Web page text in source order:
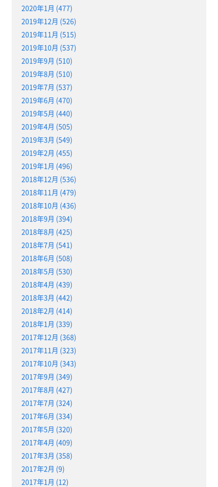
2020年1月 (477)
2019年12月 (526)
2019年11月 (515)
2019年10月 (537)
2019年9月 (510)
2019年8月 (510)
2019年7月 (537)
2019年6月 (470)
2019年5月 (440)
2019年4月 (505)
2019年3月 (549)
2019年2月 (455)
2019年1月 (496)
2018年12月 (536)
2018年11月 (479)
2018年10月 (436)
2018年9月 (394)
2018年8月 (425)
2018年7月 (541)
2018年6月 (508)
2018年5月 (530)
2018年4月 (439)
2018年3月 (442)
2018年2月 (414)
2018年1月 (339)
2017年12月 (368)
2017年11月 (323)
2017年10月 (343)
2017年9月 (349)
2017年8月 (427)
2017年7月 (324)
2017年6月 (334)
2017年5月 (320)
2017年4月 (409)
2017年3月 (358)
2017年2月 (9)
2017年1月 (12)